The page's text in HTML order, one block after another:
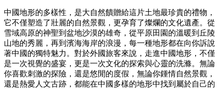
中國地形的多樣性，是大自然饋贈給這片土地最珍貴的禮物，
它不僅塑造了壯麗的自然景觀，更孕育了燦爛的文化遺產。從
雪域高原的神聖到盆地沙漠的雄奇，從平原田園的溫暖到丘陵
山地的秀麗，再到濱海海岸的浪漫，每一種地形都在向你訴說
著中國的獨特魅力。對於外國旅客來說，走進中國地形，不僅
是一次視覺的盛宴，更是一次文化的探索與心靈的洗滌。無論
你喜歡刺激的探險，還是悠閒的度假，無論你鍾情自然景觀，
還是熱愛人文古跡，都能在中國多樣的地形中找到屬於自己的